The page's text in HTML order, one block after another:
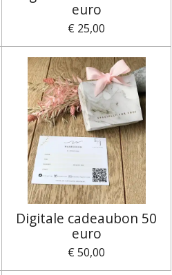
euro
€ 25,00
Digitale cadeaubon 50
euro
€ 50,00